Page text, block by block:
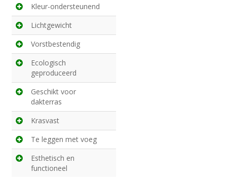
Kleur-ondersteunend
Lichtgewicht
Vorstbestendig
Ecologisch
geproduceerd
Geschikt voor
dakterras
Krasvast
Te leggen met voeg
Esthetisch en
functioneel